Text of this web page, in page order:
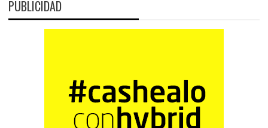
PUBLICIDAD